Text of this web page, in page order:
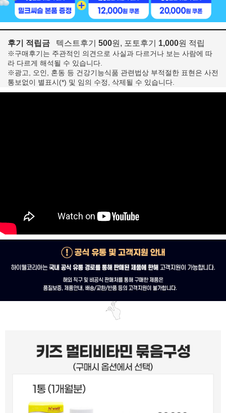
후기 적립금 텍스트후기 500원, 포토후기 1,000원 적립
※구매후기는 주관적인 의견으로 사실과 다르거나 보는 사람에 따
라 다르게 해석될 수 있습니다.
※광고, 오인, 혼동 등 건강기능식품 관련법상 부적절한 표현은 사전
통보없이 별표시(*) 및 임의 수정, 삭제될 수 있습니다.